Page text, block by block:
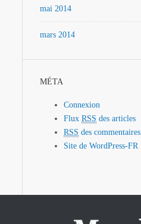
mai 2014
mars 2014
MÉTA
Connexion
FluxRSS des articles
RSS des commentaires
Site de WordPress-FR